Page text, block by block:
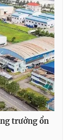
trưởng ổn